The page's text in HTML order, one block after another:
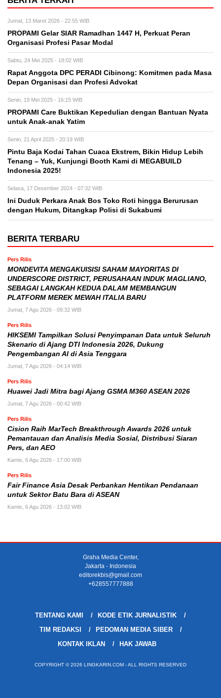
Jumat, 13 Maret 2026 - 22:55 WIB
PROPAMI Gelar SIAR Ramadhan 1447 H, Perkuat Peran
Organisasi Profesi Pasar Modal
Sabtu, 24 Mei 2025 - 18:02 WIB
Rapat Anggota DPC PERADI Cibinong: Komitmen pada Masa
Depan Organisasi dan Profesi Advokat
Senin, 19 Mei 2025 - 16:15 WIB
PROPAMI Care Buktikan Kepedulian dengan Bantuan Nyata
untuk Anak-anak Yatim
Senin, 21 April 2025 - 20:19 WIB
Pintu Baja Kodai Tahan Cuaca Ekstrem, Bikin Hidup Lebih
Tenang – Yuk, Kunjungi Booth Kami di MEGABUILD
Indonesia 2025!
Selasa, 17 Desember 2024 - 07:32 WIB
Ini Duduk Perkara Anak Bos Toko Roti hingga Berurusan
dengan Hukum, Ditangkap Polisi di Sukabumi
BERITA TERBARU
Pers Rilis
MONDEVITA MENGAKUISISI SAHAM MAYORITAS DI
UNDERSCORE DISTRICT, PERUSAHAAN INDUK MAGLIANO,
SEBAGAI LANGKAH KEDUA DALAM MEMBANGUN
PLATFORM MEREK MEWAH ITALIA BARU
Jumat, 7 Agu 2026 - 09:32 WIB
Pers Rilis
HIKSEMI Tampilkan Solusi Penyimpanan Data untuk Seluruh
Skenario di Ajang DTI Indonesia 2026, Dukung
Pengembangan AI di Asia Tenggara
Jumat, 7 Agu 2026 - 04:14 WIB
Pers Rilis
Huawei Jadi Mitra bagi Ajang GSMA M360 ASEAN 2026
Jumat, 7 Agu 2026 - 00:42 WIB
Pers Rilis
Cision Raih MarTech Breakthrough Awards 2026 untuk
Pemantauan dan Analisis Media Sosial, Distribusi Siaran
Pers, dan AEO
Kamis, 6 Agu 2026 - 17:00 WIB
Pers Rilis
Fair Finance Asia Desak Perbankan Hentikan Pendanaan
untuk Sektor Batu Bara di ASEAN
Kamis, 6 Agu 2026 - 13:02 WIB
Graha Media Center,
Jakarta - Indonesia
editorekbis@gmail.com
+628557777888
TENTANG KAMI
KODE ETIK JURNALISTIK
TIM REDAKSI
PEDOMAN MEDIA SIBER
KONTAK IKLAN
HAK JAWAB
COPYRIGHT © 2026 LINGKARIN.COM - ALL RIGHTS RESERVED